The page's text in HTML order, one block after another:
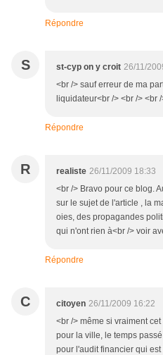
Répondre
S st-cyp on y croit 26/11/
<br /> sauf erreur de ma
liquidateur<br /> <br /> <br
Répondre
R realiste 26/11/2009 18:33
<br /> Bravo pour ce blog.
sur le sujet de l'article , la
oies, des propagandes
qui n'ont rien à<br /> voir
Répondre
C citoyen 26/11/2009 16:22
<br /> même si vraiment
pour la ville, le temps
pour l'audit financier qui